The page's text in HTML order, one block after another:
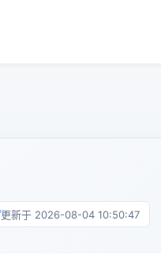
更新于 2026-08-04 10:50:47